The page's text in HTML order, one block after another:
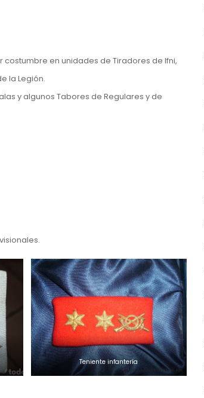
en unidades de Tiradores de Ifni,
la Legión.
y algunos Tabores de Regulares y de
Teniente infantería